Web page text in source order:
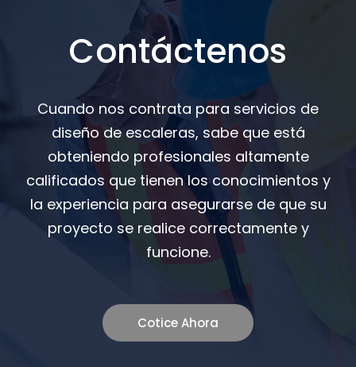
Contáctenos
Cuando nos contrata para servicios de
diseño de escaleras, sabe que está
obteniendo profesionales altamente
calificados que tienen los conocimientos y
la experiencia para asegurarse de que su
proyecto se realice correctamente y
funcione.
Cotice Ahora